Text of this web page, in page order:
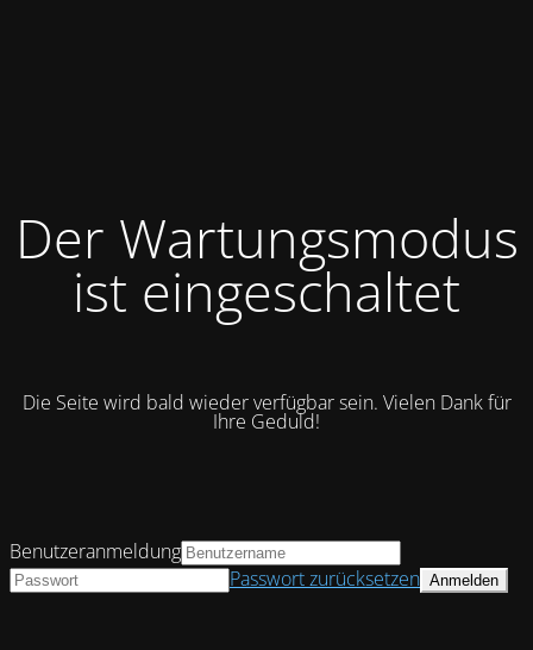
Der Wartungsmodus
ist eingeschaltet
Die Seite wird bald wieder verfügbar sein. Vielen Dank für
Ihre Geduld!
Benutzeranmeldung
Passwort zurücksetzen